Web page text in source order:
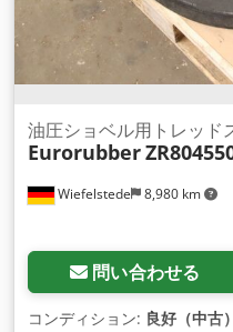
Wiefelstede 8,980 km
油圧ショベル用トレッド
Eurorubber
問い合わせる
コンディション: 良好（中古）